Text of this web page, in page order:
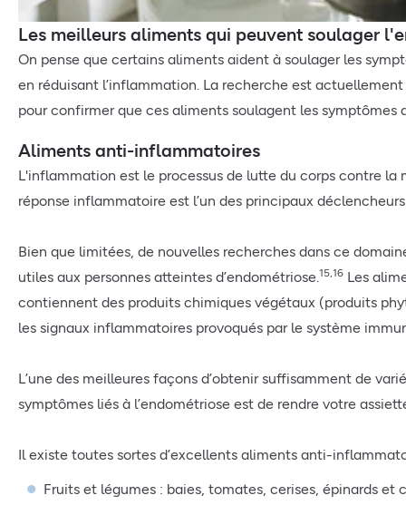
Les meilleurs aliments qui peuvent soulager
On pense que certains aliments aident à soulager les
en réduisant l’inflammation. La recherche est
pour confirmer que ces aliments soulagent les symptômes
Aliments anti-inflammatoires
L'inflammation est le processus de lutte du corps contre la
réponse inflammatoire est l’un des principaux
Bien que limitées, de nouvelles recherches dans ce
utiles aux personnes atteintes d’endométriose.15,16 Les
contiennent des produits chimiques végétaux (produits
les signaux inflammatoires provoqués par le système
L’une des meilleures façons d’obtenir suffisamment de
symptômes liés à l’endométriose est de rendre votre
Il existe toutes sortes d’excellents aliments anti-
Fruits et légumes : baies, tomates, cerises, épinards et